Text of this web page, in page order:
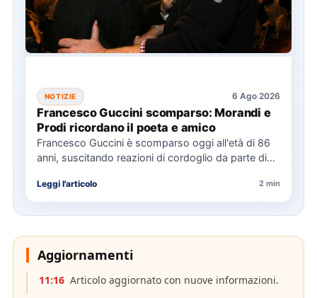
NOTIZIE 6 Ago 2026
Francesco Guccini scomparso: Morandi e
Prodi ricordano il poeta e amico
Francesco Guccini è scomparso oggi all'età di 86
anni, suscitando reazioni di cordoglio da parte di
Leggi l'articolo 2 min
Aggiornamenti
11:16 Articolo aggiornato con nuove informazioni.